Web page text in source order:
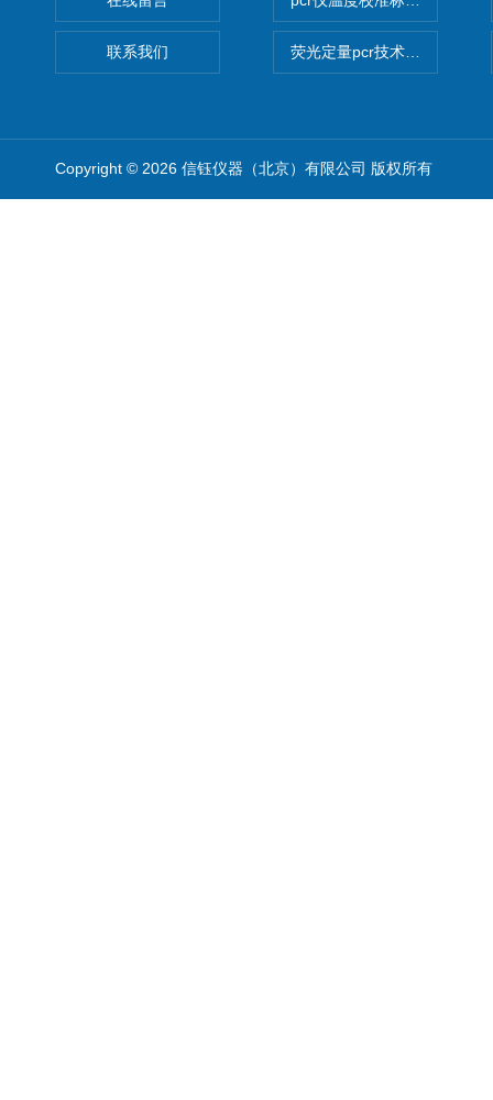
联系我们 荧光定量pcr技术定制化服务
Copyright © 2026 信钰仪器（北京）有限公司 版权所有